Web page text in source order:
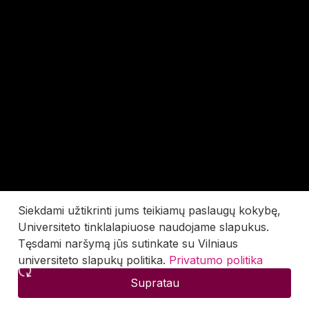
Siekdami užtikrinti jums teikiamų paslaugų kokybę,
Universiteto tinklalapiuose naudojame slapukus.
Tęsdami naršymą jūs sutinkate su Vilniaus
universiteto slapukų politika. Privatumo politika
Supratau